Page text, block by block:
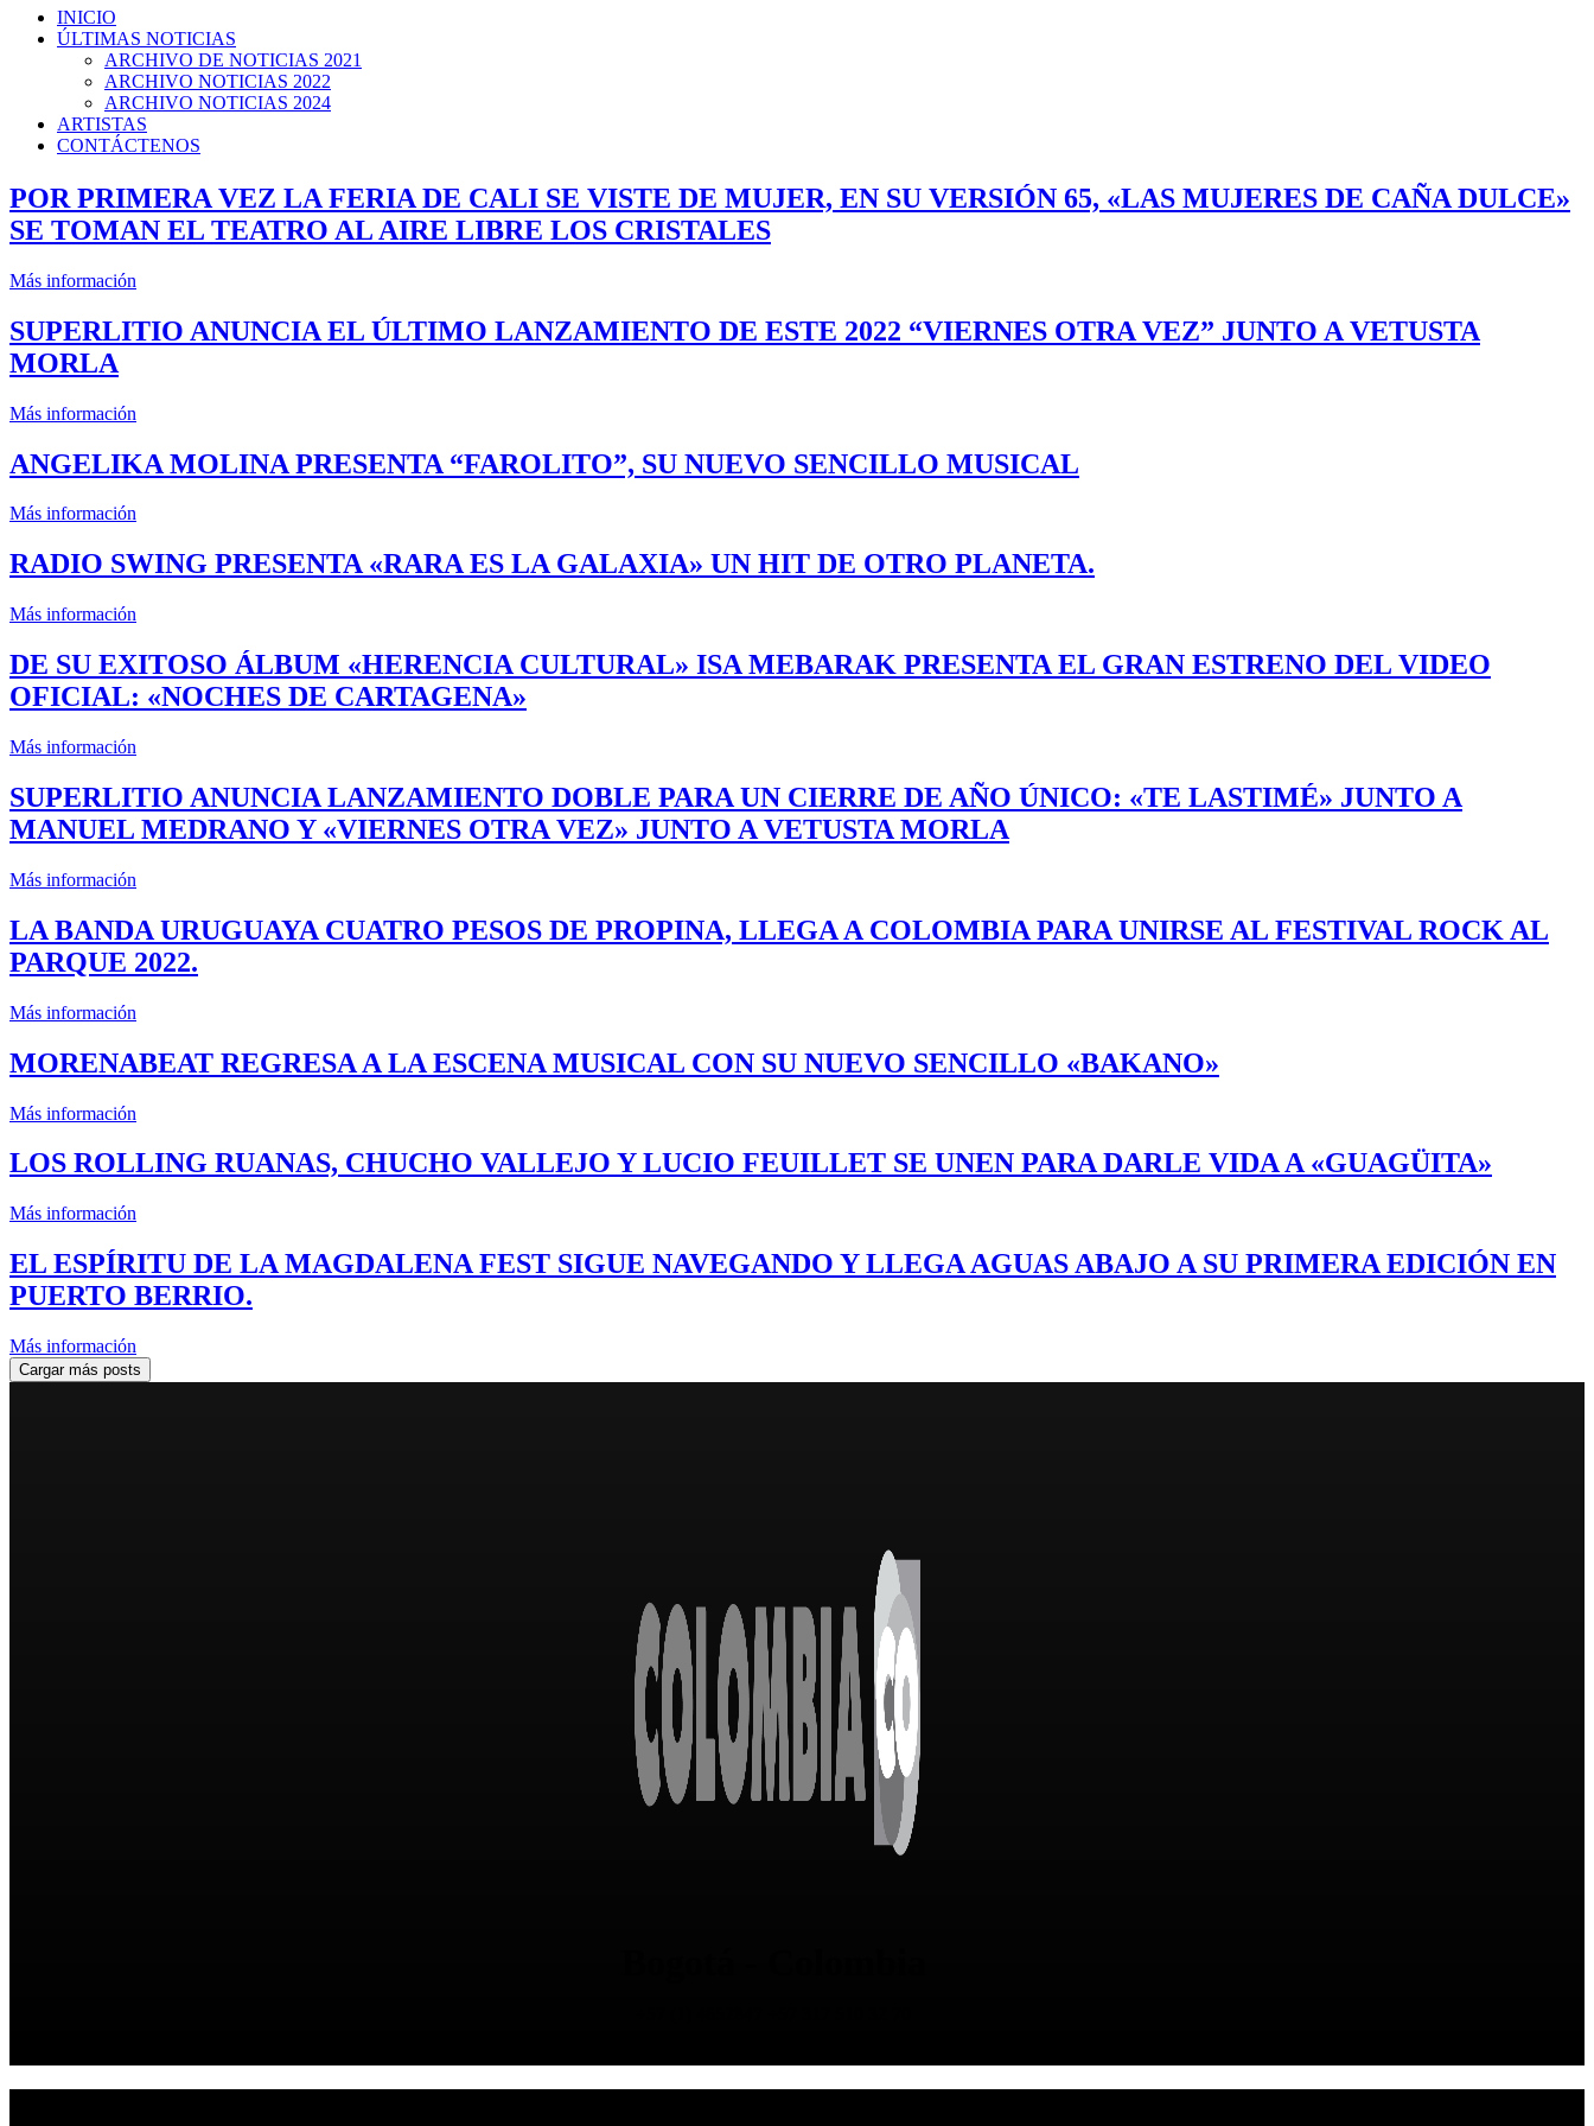
INICIO
ÚLTIMAS NOTICIAS
ARCHIVO DE NOTICIAS 2021
ARCHIVO NOTICIAS 2022
ARCHIVO NOTICIAS 2024
ARTISTAS
CONTÁCTENOS
POR PRIMERA VEZ LA FERIA DE CALI SE VISTE DE MUJER, EN SU VERSIÓN 65, «LAS MUJERES DE CAÑA DULCE»
SE TOMAN EL TEATRO AL AIRE LIBRE LOS CRISTALES
Más información
SUPERLITIO ANUNCIA EL ÚLTIMO LANZAMIENTO DE ESTE 2022 “VIERNES OTRA VEZ” JUNTO A VETUSTA
MORLA
Más información
ANGELIKA MOLINA PRESENTA “FAROLITO”, SU NUEVO SENCILLO MUSICAL
Más información
RADIO SWING PRESENTA «RARA ES LA GALAXIA» UN HIT DE OTRO PLANETA.
Más información
DE SU EXITOSO ÁLBUM «HERENCIA CULTURAL» ISA MEBARAK PRESENTA EL GRAN ESTRENO DEL VIDEO
OFICIAL: «NOCHES DE CARTAGENA»
Más información
SUPERLITIO ANUNCIA LANZAMIENTO DOBLE PARA UN CIERRE DE AÑO ÚNICO: «TE LASTIMÉ» JUNTO A
MANUEL MEDRANO Y «VIERNES OTRA VEZ» JUNTO A VETUSTA MORLA
Más información
LA BANDA URUGUAYA CUATRO PESOS DE PROPINA, LLEGA A COLOMBIA PARA UNIRSE AL FESTIVAL ROCK AL
PARQUE 2022.
Más información
MORENABEAT REGRESA A LA ESCENA MUSICAL CON SU NUEVO SENCILLO «BAKANO»
Más información
LOS ROLLING RUANAS, CHUCHO VALLEJO Y LUCIO FEUILLET SE UNEN PARA DARLE VIDA A «GUAGÜITA»
Más información
EL ESPÍRITU DE LA MAGDALENA FEST SIGUE NAVEGANDO Y LLEGA AGUAS ABAJO A SU PRIMERA EDICIÓN EN
PUERTO BERRIO.
Más información
Cargar más posts